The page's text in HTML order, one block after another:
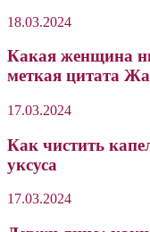
18.03.2024
Какая женщина
меткая цитата
17.03.2024
Как чистить
уксуса
17.03.2024